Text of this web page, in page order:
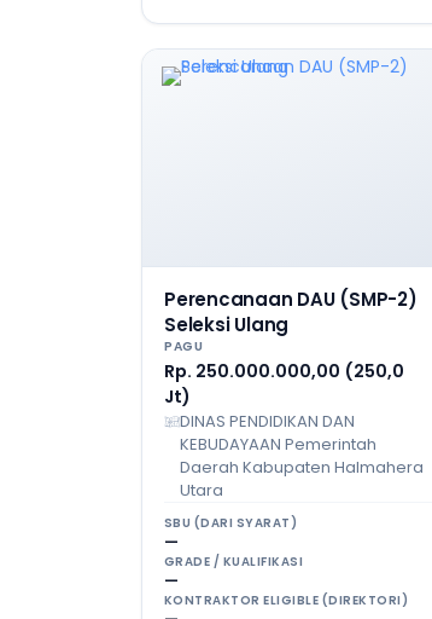
Perencanaan DAU (SMP-2)
Seleksi Ulang
PAGU
Rp. 250.000.000,00 (250,0
Jt)
DINAS PENDIDIKAN DAN
KEBUDAYAAN Pemerintah
Daerah Kabupaten Halmahera
Utara
SBU (DARI SYARAT)
—
GRADE / KUALIFIKASI
—
KONTRAKTOR ELIGIBLE (DIREKTORI)